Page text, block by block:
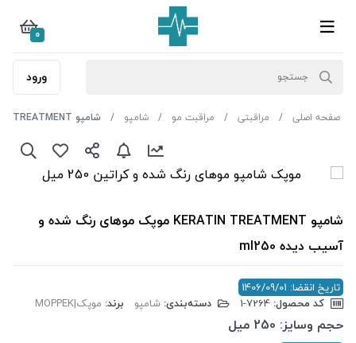
0
ورود
صفحه اصلی مراقبتی مراقبت مو شامپو شامپو KERATIN TREATMENT موپک موهای رنگ شده و آسیب دیده ml250
شامپو KERATIN TREATMENT موپک موهای رنگ شده و
آسیب دیده ml250
تاریخ انقضا: 1406/09/01
کد محصول:
دسته‌بندی: شامپو برند: موپک|MOPPEK
حجم وسایز: 250 میل